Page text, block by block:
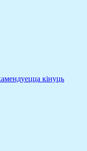
кінуць